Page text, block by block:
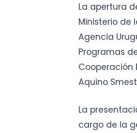
La apertura
Ministerio de
Agencia
Programas
Cooperación
Aquino
La
cargo de la